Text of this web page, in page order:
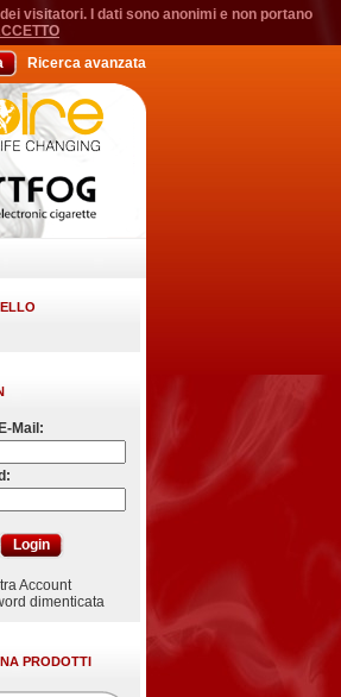
visitatori. I dati sono anonimi e non portano
Ricerca avanzata
Mail:
Login
Account
dimenticata
PRODOTTI